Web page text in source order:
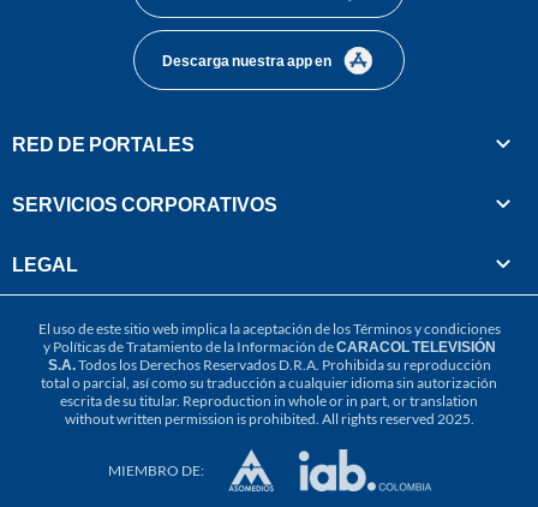
Descarga nuestra app en
RED DE PORTALES
SERVICIOS CORPORATIVOS
LEGAL
El uso de este sitio web implica la aceptación de losTérminos y condiciones
y Políticas de Tratamiento de la Información deCARACOL TELEVISIÓN
S.A.Todos los Derechos Reservados D.R.A. Prohibida su reproducción
total o parcial, así como su traducción a cualquier idioma sin autorización
escrita de su titular. Reproduction in whole or in part, or translation
without written permission is prohibited. All rights reserved 2025.
MIEMBRO DE: